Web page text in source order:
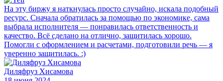
На эту биржу я наткнулась просто случайно, искала подобный
ресурс. Сначала обратилась за помощью по экономике, сама
выбрала исполнителя — понравилась ответственность и
качество. Всё сделано на отлично, защитилась хорошо.
Помогли с оформлением и расчетами, подготовили речь — я
уверенно защитилась. :)
Диляфруз Хисамова